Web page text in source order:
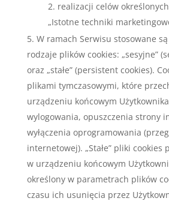
realizacji celów
„Istotne techniki
W ramach Serwisu stosowane
rodzaje plików cookies: „sesyjne”
oraz „stałe” (persistent cookies).
plikami tymczasowymi, które
urządzeniu końcowym
wylogowania, opuszczenia strony
wyłączenia oprogramowania
internetowej). „Stałe” pliki cookies
w urządzeniu końcowym
określony w parametrach plików
czasu ich usunięcia przez